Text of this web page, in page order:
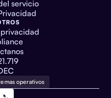
servicio
operativos